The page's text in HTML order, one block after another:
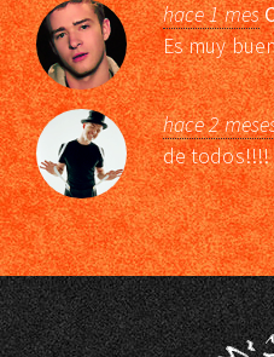
hace 1 mes
Es muy
hace 2
de todos!!!!